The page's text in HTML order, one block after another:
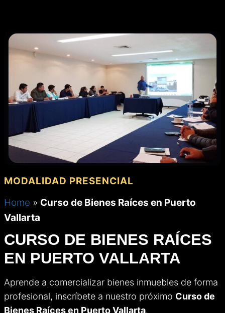
contenido
MODALIDAD PRESENCIAL
Home » Curso de Bienes Raíces en Puerto
Vallarta
CURSO DE BIENES RAÍCES
EN PUERTO VALLARTA
Aprende a comercializar bienes inmuebles de forma
profesional, inscríbete a nuestro próximo Curso de
Bienes Raíces en Puerto Vallarta.